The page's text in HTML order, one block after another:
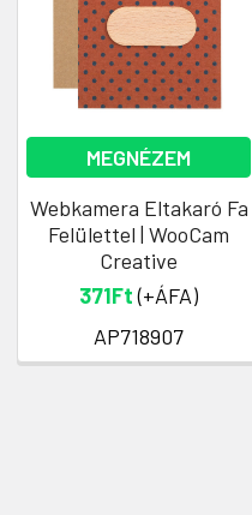
MEGNÉZEM
Webkamera Eltakaró Fa
Felülettel | WooCam
Creative
371Ft(+ÁFA)
AP718907